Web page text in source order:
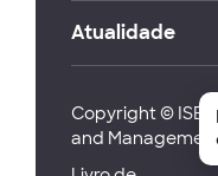
Atualidade
Copyright ©
and